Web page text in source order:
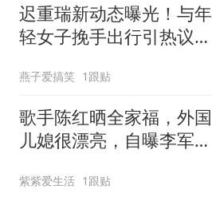
迟重瑞新动态曝光！与年
轻女子挽手出行引热议，
燕子爱搞笑 1跟贴
歌手陈红晒全家福，外国
儿媳很漂亮，自曝李军想
紫紫爱生活 1跟贴